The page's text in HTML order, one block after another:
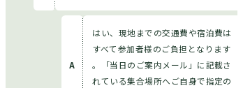
はい、現地までの交通費や宿泊費は
すべて参加者様のご負担となります
。「当日のご案内メール」に記載さ
れている集合場所へご自身で指定の